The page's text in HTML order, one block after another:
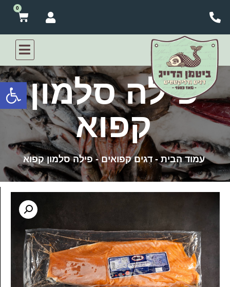
פתח פילה סלמון
קפוא
עמוד הבית-דגים קפואים-פילה סלמון קפוא